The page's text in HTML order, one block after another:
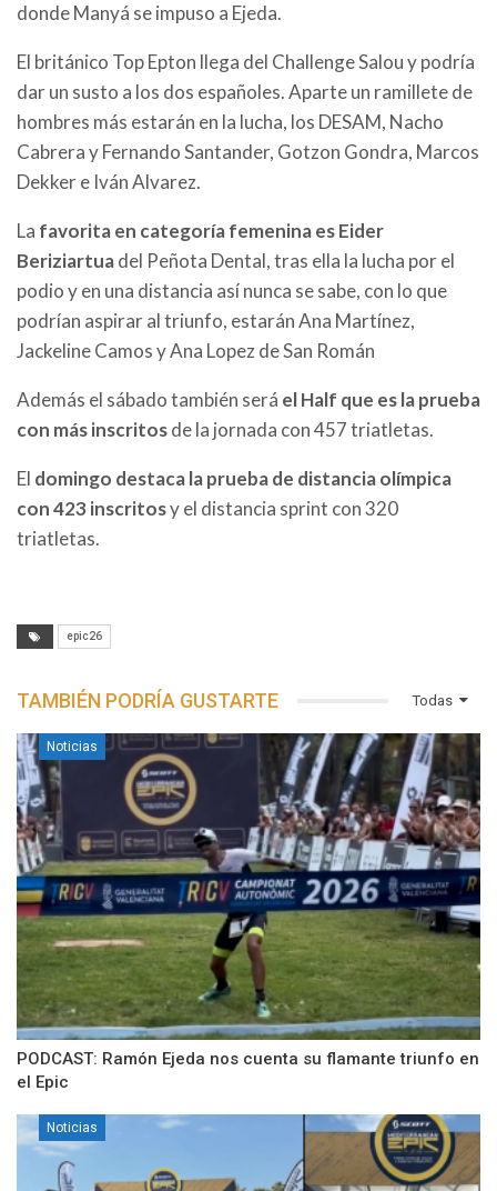
donde Manyá se impuso a Ejeda.
El británico Top Epton llega del Challenge Salou y podría
dar un susto a los dos españoles. Aparte un ramillete de
hombres más estarán en la lucha, los DESAM, Nacho
Cabrera y Fernando Santander, Gotzon Gondra, Marcos
Dekker e Iván Alvarez.
La favorita en categoría femenina es Eider
Beriziartuadel Peñota Dental, tras ella la lucha por el
podio y en una distancia así nunca se sabe, con lo que
podrían aspirar al triunfo, estarán Ana Martínez,
Jackeline Camos y Ana Lopez de San Román
Además el sábado también será el Half que es la prueba
con más inscritosde la jornada con 457 triatletas.
El domingo destaca la prueba de distancia olímpica
con 423 inscritosy el distancia sprint con 320
triatletas.
epic26
Todas
TAMBIÉN PODRÍA GUSTARTE
Noticias
PODCAST: Ramón Ejeda nos cuenta su flamante triunfo en
el Epic
Noticias